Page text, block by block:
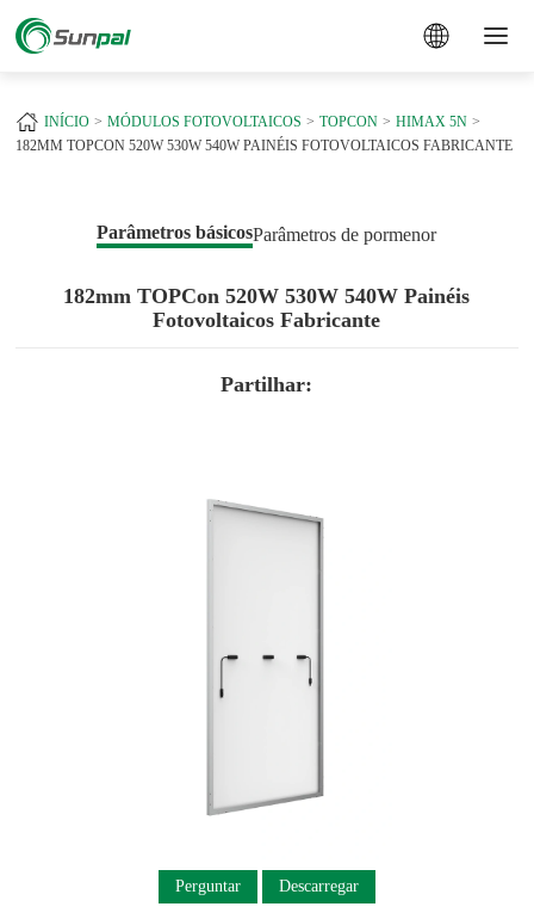
INÍCIO MÓDULOS FOTOVOLTAICOS TOPCON
HIMAX 5N
182MM TOPCON 520W 530W 540W PAINÉIS FOTOVOLTAICOS FABRICANTE
Parâmetros básicosParâmetros de pormenor
182mm TOPCon 520W 530W 540W Painéis
Fotovoltaicos Fabricante
Partilhar:
Perguntar Descarregar